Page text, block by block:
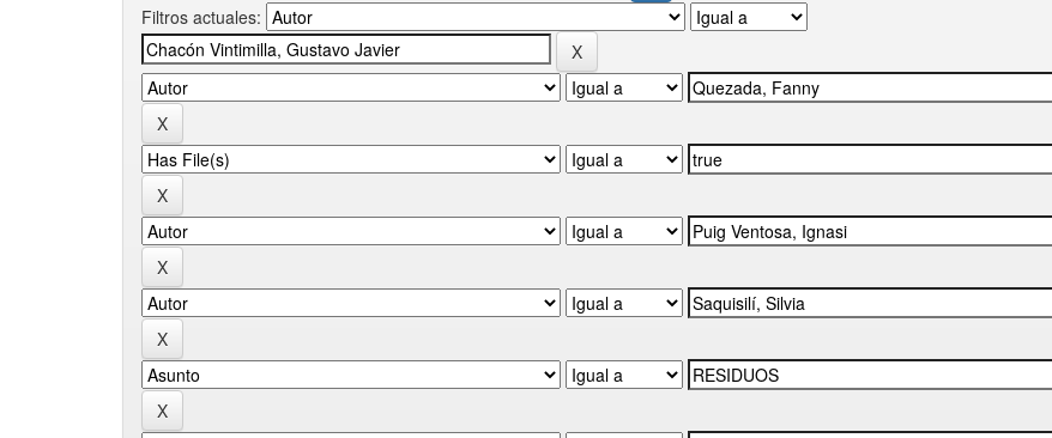
Filtros actuales: